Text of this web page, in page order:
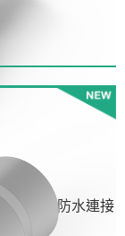
成型式防水連接